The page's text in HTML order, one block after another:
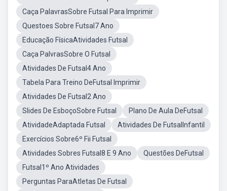
Caça PalavrasSobre Futsal Para Imprimir
Questoes Sobre Futsal7 Ano
Educação FísicaAtividades Futsal
Caça PalvrasSobre O Futsal
Atividades De Futsal4 Ano
Tabela Para Treino DeFutsal Imprimir
Atividades De Futsal2 Ano
Slides De EsboçoSobre Futsal
Plano De Aula DeFutsal
AtividadeAdaptada Futsal
Atividades De FutsalInfantil
Exercícios Sobre6º Fii Futsal
Atividades Sobres Futsal8 E 9 Ano
Questões DeFutsal
Futsal1º Ano Atividades
Perguntas ParaAtletas De Futsal